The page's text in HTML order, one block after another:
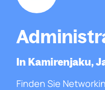
In Kamirenjaku,
Finden Sie